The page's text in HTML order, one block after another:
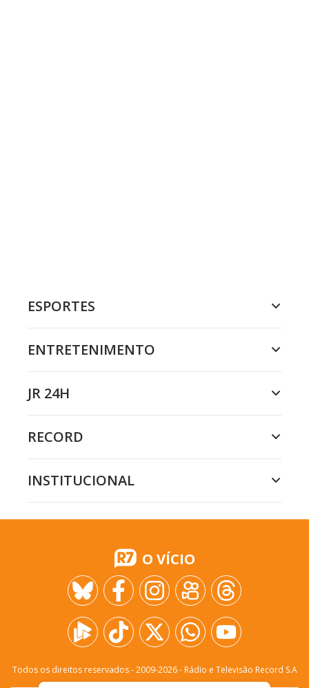
ESPORTES
ENTRETENIMENTO
JR 24H
RECORD
INSTITUCIONAL
O VÍCIO
Todos os direitos reservados - 2009-2026- Rádio e Televisão Record S.A